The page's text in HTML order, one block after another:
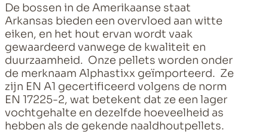
De bossen in de Amerikaanse staat
Arkansas bieden een overvloed aan witte
eiken, en het hout ervan wordt vaak
gewaardeerd vanwege de kwaliteit en
duurzaamheid. Onze pellets worden onder
de merknaam Alphastixx geïmporteerd. Ze
zijn EN A1 gecertificeerd volgens de norm
EN 17225-2, wat betekent dat ze een lager
vochtgehalte en dezelfde hoeveelheid as
hebben als de gekende naaldhoutpellets.